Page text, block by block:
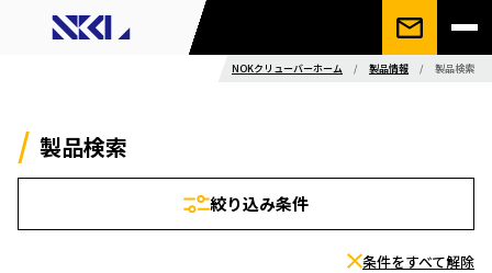
NOKクリューバーホーム / 製品情報 / 製品検索
製品検索
絞り込み条件
条件をすべて解除